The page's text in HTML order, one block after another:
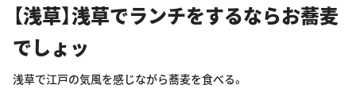
【浅草】浅草でランチをするならお蕎麦
でしょッ
浅草で江戸の気風を感じながら蕎麦を食べる。